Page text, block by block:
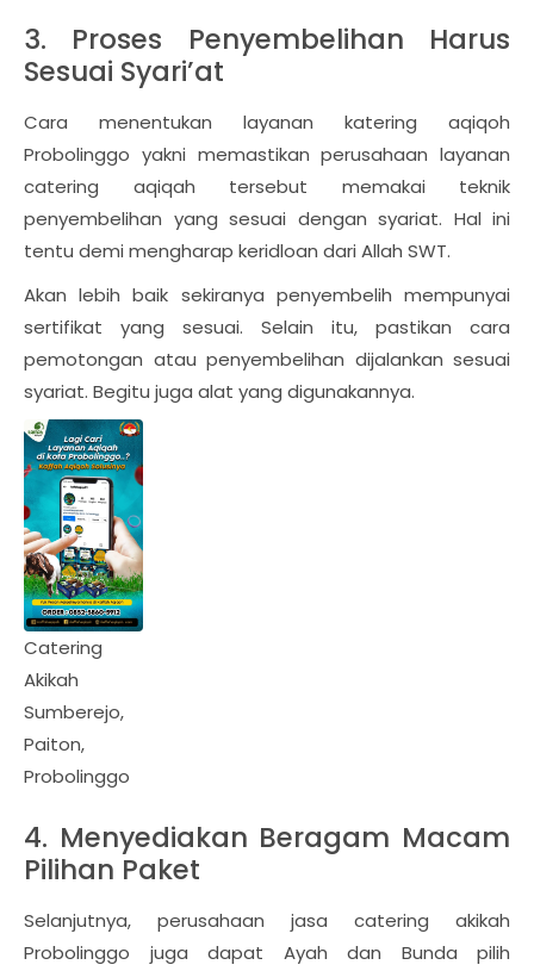
3. Proses Penyembelihan Harus
Sesuai Syari’at
Cara menentukan layanan katering aqiqoh
Probolinggo yakni memastikan perusahaan layanan
catering aqiqah tersebut memakai teknik
penyembelihan yang sesuai dengan syariat. Hal ini
tentu demi mengharap keridloan dari Allah SWT.
Akan lebih baik sekiranya penyembelih mempunyai
sertifikat yang sesuai. Selain itu, pastikan cara
pemotongan atau penyembelihan dijalankan sesuai
syariat. Begitu juga alat yang digunakannya.
Catering
Akikah
Sumberejo,
Paiton,
Probolinggo
4. Menyediakan Beragam Macam
Pilihan Paket
Selanjutnya, perusahaan jasa catering akikah
Probolinggo juga dapat Ayah dan Bunda pilih